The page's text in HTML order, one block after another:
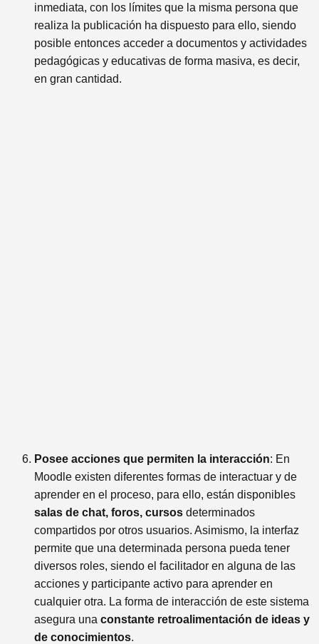
inmediata, con los límites que la misma persona que
realiza la publicación ha dispuesto para ello, siendo
posible entonces acceder a documentos y actividades
pedagógicas y educativas de forma masiva, es decir,
en gran cantidad.
Posee acciones que permiten la interacción: En
Moodle existen diferentes formas de interactuar y de
aprender en el proceso, para ello, están disponibles
salas de chat, foros, cursos determinados
compartidos por otros usuarios. Asimismo, la interfaz
permite que una determinada persona pueda tener
diversos roles, siendo el facilitador en alguna de las
acciones y participante activo para aprender en
cualquier otra. La forma de interacción de este sistema
asegura una constante retroalimentación de ideas y
de conocimientos.